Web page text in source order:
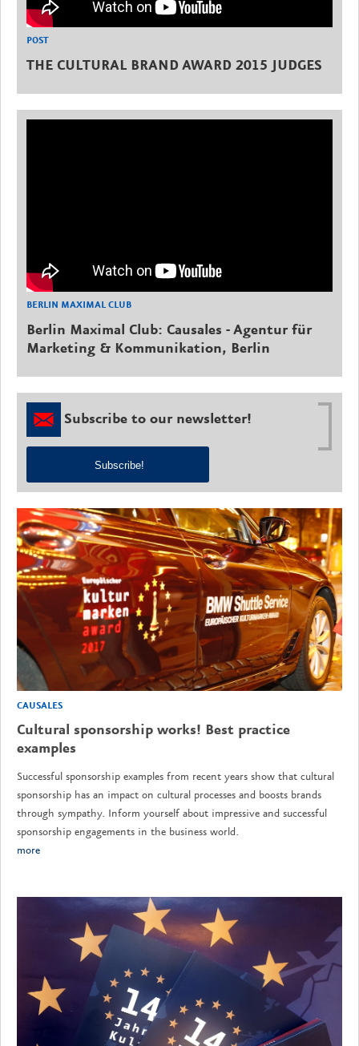
POST
THE CULTURAL BRAND AWARD 2015 JUDGES
BERLIN MAXIMAL CLUB
Berlin Maximal Club: Causales - Agentur für
Marketing & Kommunikation, Berlin
Subscribe to our newsletter!
Subscribe!
CAUSALES
Cultural sponsorship works! Best practice
examples
Successful sponsorship examples from recent years show that cultural
sponsorship has an impact on cultural processes and boosts brands
through sympathy. Inform yourself about impressive and successful
sponsorship engagements in the business world.
more